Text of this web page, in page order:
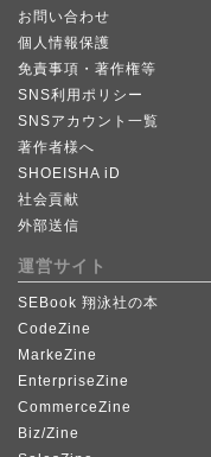
お問い合わせ
個人情報保護
免責事項・著作権等
SNS利用ポリシー
SNSアカウント一覧
著作者様へ
SHOEISHA iD
社会貢献
外部送信
運営サイト
SEBook 翔泳社の本
CodeZine
MarkeZine
EnterpriseZine
CommerceZine
Biz/Zine